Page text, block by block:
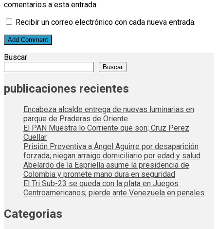
comentarios a esta entrada.
Recibir un correo electrónico con cada nueva entrada.
Buscar
Buscar
publicaciones recientes
Encabeza alcalde entrega de nuevas luminarias en
parque de Praderas de Oriente
El PAN Muestra lo Corriente que son; Cruz Perez
Cuellar
Prisión Preventiva a Ángel Aguirre por desaparición
forzada; niegan arraigo domiciliario por edad y salud
Abelardo de la Espriella asume la presidencia de
Colombia y promete mano dura en seguridad
El Tri Sub-23 se queda con la plata en Juegos
Centroamericanos; pierde ante Venezuela en penales
Categorias